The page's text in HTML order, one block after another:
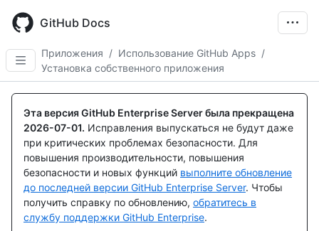
main
content
GitHub Docs
Приложения / Использование GitHub Apps /
Установка собственного приложения
Эта версия GitHub Enterprise Server была прекращена
2026-07-01. Исправления выпускаться не будут даже
при критических проблемах безопасности. Для
повышения производительности, повышения
безопасности и новых функций выполните обновление
до последней версии GitHub Enterprise Server. Чтобы
получить справку по обновлению, обратитесь в
службу поддержки GitHub Enterprise.